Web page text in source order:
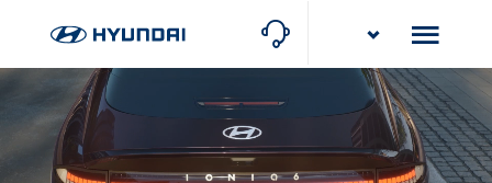
Stawowy Group
Rybnik, ul. Gliwicka 114